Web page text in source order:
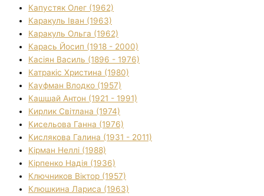
Капустяк Олег (1962)
Каракуль Іван (1963)
Каракуль Ольга (1962)
Карась Йосип (1918 - 2000)
Касіян Василь (1896 - 1976)
Катракіс Христина (1980)
Кауфман Влодко (1957)
Кашшай Антон (1921 - 1991)
Кирлик Світлана (1974)
Кисельова Ганна (1976)
Кислякова Галина (1931 - 2011)
Кірман Неллі (1988)
Кірпенко Надія (1936)
Ключников Віктор (1957)
Клюшкина Лариса (1963)